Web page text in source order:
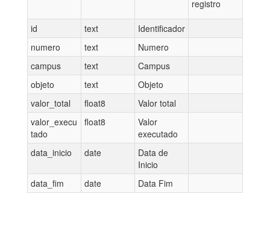
registro
id text
Identificador
numero
text
Numero
campus
text
Campus
objeto
text
Objeto
valor_total
float8
Valor total
valor_execu
tado
float8
Valor
executado
data_inicio
date
Data de
Inicio
data_fim
date Data Fim